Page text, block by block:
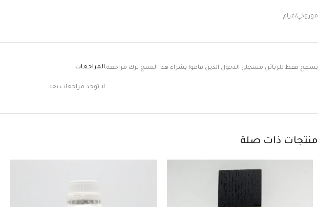
موروكي/غرام
المراجعات
لا توجد مراجعات بعد.
يسمح فقط للزبائن مسجلي الدخول الذين قاموا بشراء هذا المنتج ترك مراجعة.
منتجات ذات صلة